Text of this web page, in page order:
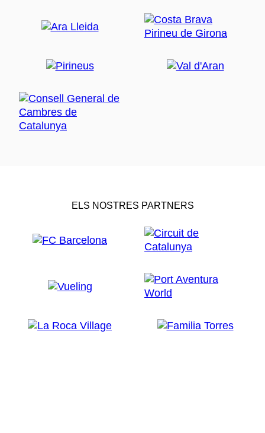
ELS NOSTRES PARTNERS